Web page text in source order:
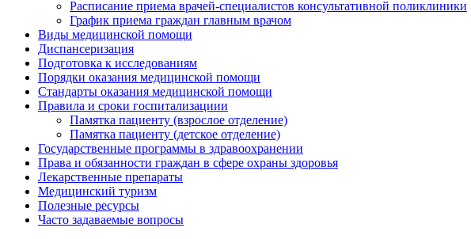
Расписание приема врачей-специалистов консультативной поликлиники
График приема граждан главным врачом
Виды медицинской помощи
Диспансеризация
Подготовка к исследованиям
Порядки оказания медицинской помощи
Стандарты оказания медицинской помощи
Правила и сроки госпитализациии
Памятка пациенту (взрослое отделение)
Памятка пациенту (детское отделение)
Государственные программы в здравоохранении
Права и обязанности граждан в сфере охраны здоровья
Лекарственные препараты
Медицинский туризм
Полезные ресурсы
Часто задаваемые вопросы